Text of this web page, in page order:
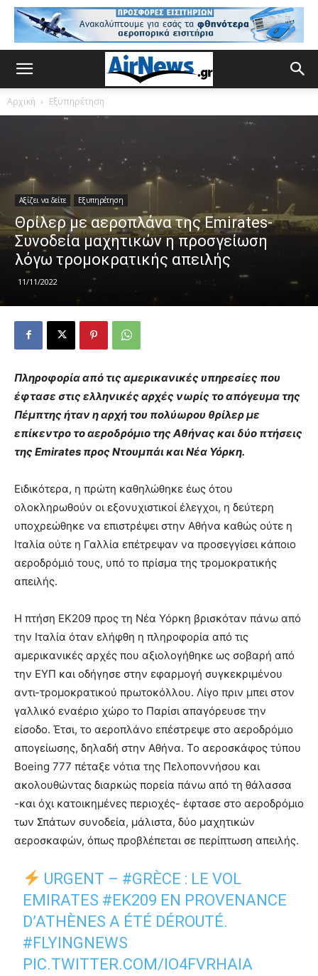
Αρχική Εξυπηρέτηση
Αξίζει να δείτε Εξυπηρέτηση
Θρίλερ με αεροπλάνα της Emirates-
Συνοδεία μαχητικών η προσγείωση
λόγω τρομοκρατικής απειλής
11/11/2022
Πληροφορία από τις αμερικανικές υπηρεσίες που
έφτασε στις ελληνικές αρχές νωρίς το απόγευμα της
Πέμπτης ήταν η αρχή του πολύωρου θρίλερ με
επίκεντρο το αεροδρόμιο της Αθήνας και δύο πτήσεις
της Emirates προς Ντουμπάι και Νέα Υόρκη.
Ειδικότερα, η πρώτη καθηλώθηκε έως ότου
ολοκληρωθούν οι εξονυχιστικοί έλεγχοι, η δεύτερη
υποχρεώθηκε να επιστρέψει στην Αθήνα καθώς ούτε η
Ιταλία ούτε η Γαλλία επέτρεψαν να προσεγγίσει κάποιο
αεροδρόμιό τους, υπό το πρίσμα της τρομοκρατικής
απειλής.
Η πτήση ΕΚ209 προς τη Νέα Υόρκη βρισκόταν πάνω από
την Ιταλία όταν ελήφθη η πληροφορία από τις
αμερικανικές αρχές που αξιολογήθηκε ως σοβαρή από
την ΕΥΠ και οδήγησε στην εφαρμογή συγκεκριμένου
αντι-τρομοκρατικού πρωτοκόλλου. Λίγο πριν μπει στον
γαλλικό εναέριο χώρο το Παρίσι απαγόρευσε την
είσοδο. Έτσι, το αεροπλάνο επέστρεψε στο αεροδρόμιο
απογείωσης, δηλαδή στην Αθήνα. Το αεροσκάφος τύπου
Boeing 777 πέταξε νότια της Πελοποννήσου και
ακολουθώντας διαρκώς πορεία πάνω από τη θάλασσα
-και όχι κατοικημένες περιοχές- έφτασε στο αεροδρόμιο
των Σπάτων συνοδεία, μάλιστα, δύο μαχητικών
αεροσκαφών, όπως προβλέπεται σε περίπτωση απειλής.
URGENT – #GRÈCE : LE VOL
EMIRATES #EK209 EN PROVENANCE
D’ATHÈNES A ÉTÉ DÉROUTÉ.
#FLYINGNEWS
PIC.TWITTER.COM/IO4FVRHAIA